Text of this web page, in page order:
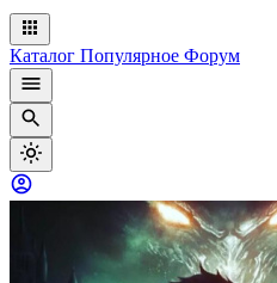
Каталог Популярное Форум